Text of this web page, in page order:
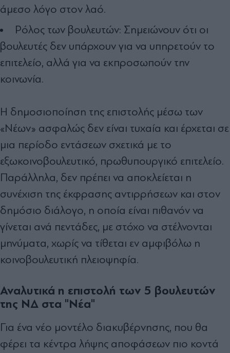
άμεσο λόγο στον λαό.
Ρόλος των βουλευτών: Σημειώνουν ότι οι
βουλευτές δεν υπάρχουν για να υπηρετούν το
επιτελείο, αλλά για να εκπροσωπούν την
κοινωνία.
Η δημοσιοποίηση της επιστολής μέσω των
«Νέων» ασφαλώς δεν είναι τυχαία και έρχεται σε
μια περίοδο εντάσεων σχετικά με το
εξωκοινοβουλευτικό, πρωθυπουργικό επιτελείο.
Παράλληλα, δεν πρέπει να αποκλείεται η
συνέχιση της έκφρασης αντιρρήσεων και στον
δημόσιο διάλογο, η οποία είναι πιθανόν να
γίνεται ανά πεντάδες, με στόχο να στέλνονται
μηνύματα, χωρίς να τίθεται εν αμφιβόλω η
κοινοβουλευτική πλειοψηφία.
Αναλυτικά η επιστολή των 5 βουλευτών
της ΝΔ στα "Νέα"
Για ένα νέο μοντέλο διακυβέρνησης, που θα
φέρει τα κέντρα λήψης αποφάσεων πιο κοντά